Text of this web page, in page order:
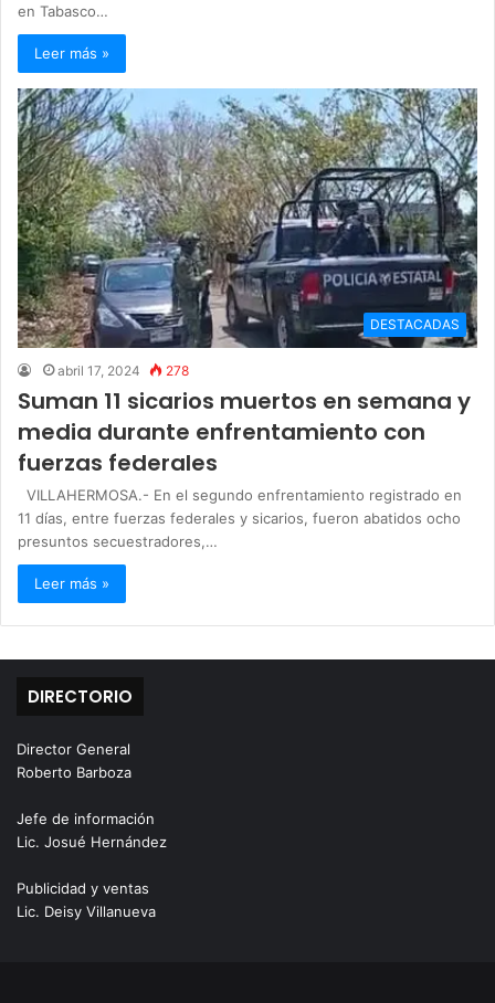
en Tabasco…
Leer más »
DESTACADAS
abril 17, 2024 278
Suman 11 sicarios muertos en semana y
media durante enfrentamiento con
fuerzas federales
VILLAHERMOSA.- En el segundo enfrentamiento registrado en
11 días, entre fuerzas federales y sicarios, fueron abatidos ocho
presuntos secuestradores,…
Leer más »
DIRECTORIO
Director General
Roberto Barboza
Jefe de información
Lic. Josué Hernández
Publicidad y ventas
Lic. Deisy Villanueva